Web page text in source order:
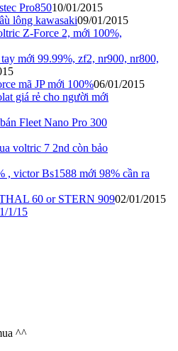
Pro85010/01/2015
lông kawasaki09/01/2015
Z-Force 2, mới 100%,
mới 99.99%, zf2, nr900, nr800,
mã JP mới 100%06/01/2015
giá rẻ cho người mới
Fleet Nano Pro 300
voltric 7 2nd còn bảo
, victor Bs1588 mới 98% cần ra
60 or STERN 90902/01/2015
1/15
^^